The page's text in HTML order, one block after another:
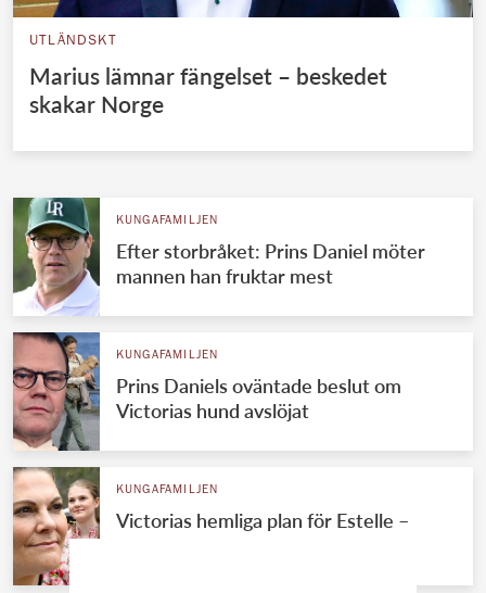
UTLÄNDSKT
Marius lämnar fängelset – beskedet
skakar Norge
KUNGAFAMILJEN
Efter storbråket: Prins Daniel möter
mannen han fruktar mest
KUNGAFAMILJEN
Prins Daniels oväntade beslut om
Victorias hund avslöjat
KUNGAFAMILJEN
Victorias hemliga plan för Estelle –